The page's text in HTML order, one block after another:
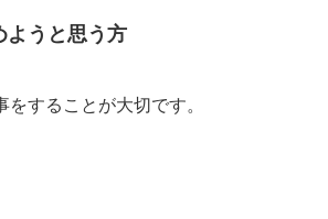
ようと思う方
することが大切です。